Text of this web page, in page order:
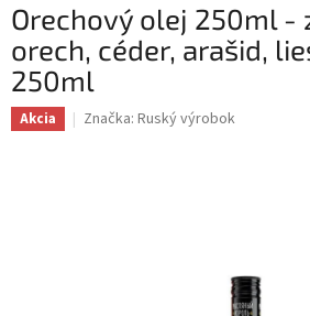
Orechový olej 250ml -
orech, céder, arašid,
250ml
Akcia Značka: Ruský výrobok